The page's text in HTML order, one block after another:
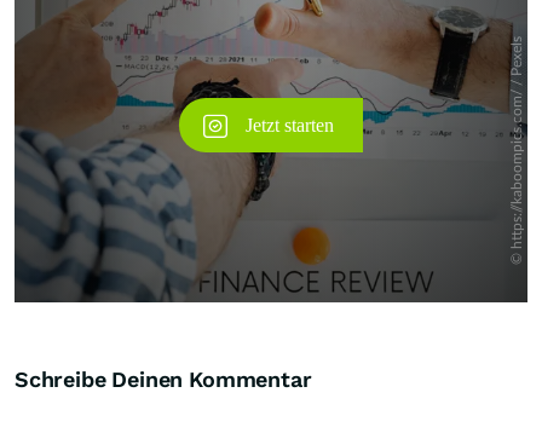
Schreibe Deinen Kommentar